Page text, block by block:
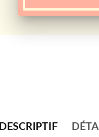
DESCRIPTIF